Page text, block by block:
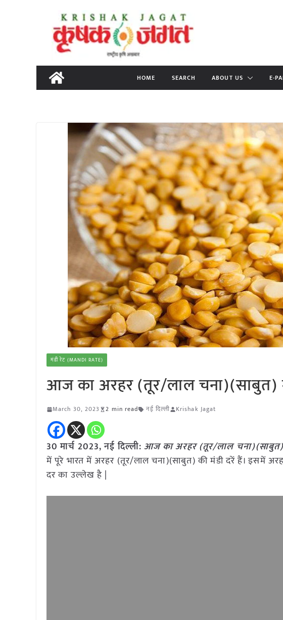
content
HOME SEARCH ABOUT US E-
मंडी रेट (MANDI RATE)
आज का अरहर (तूर/लाल चना)(साबुत)
March 30, 2023 2 min read नई दिल्ली Krishak Jagat
30 मार्च 2023, नई दिल्ली: आज का अरहर (तूर/लाल चना)(साबुत)
में पूरे भारत में अरहर (तूर/लाल चना)(साबुत) की मंडी दरें हैं। इसमें
दर का उल्लेख है |